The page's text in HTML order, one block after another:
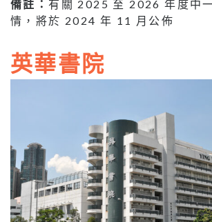
備註：有關 2025 至 2026 年度中
情，將於 2024 年 11 月公佈
英華書院